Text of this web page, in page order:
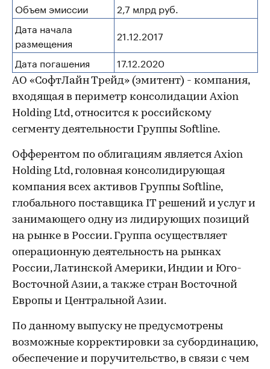
Объем эмиссии
2,7 млрд руб.
Дата начала
размещения
21.12.2017
Дата погашения
17.12.2020
АО «СофтЛайн Трейд» (эмитент) - компания,
входящая в периметр консолидации Axion
Holding Ltd, относится к российскому
сегменту деятельности Группы Softline.
Офферентом по облигациям является Axion
Holding Ltd, головная консолидирующая
компания всех активов Группы Softline,
глобального поставщика IT решений и услуг и
занимающего одну из лидирующих позиций
на рынке в России. Группа осуществляет
операционную деятельность на рынках
России, Латинской Америки, Индии и Юго-
Восточной Азии, а также стран Восточной
Европы и Центральной Азии.
По данному выпуску не предусмотрены
возможные корректировки за субординацию,
обеспечение и поручительство, в связи с чем